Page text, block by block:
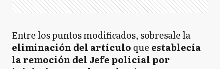
Entre los puntos modificados, sobresale la
eliminación del artículo que establecía
la remoción del Jefe policial por